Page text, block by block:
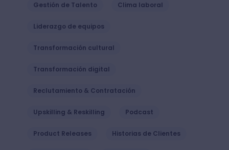
Gestión de Talento Clima laboral
Liderazgo de equipos
Transformación cultural
Transformación digital
Reclutamiento & Contratación
Upskilling & Reskilling Podcast
Product Releases Historias de Clientes